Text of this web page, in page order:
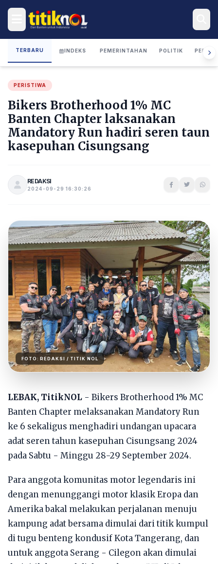
TERBARU INDEKS PEMERINTAHAN POLITIK
PERISTIWA
Bikers Brotherhood 1% MC
Banten Chapter laksanakan
Mandatory Run hadiri seren taun
kasepuhan Cisungsang
REDAKSI
2024-09-29 16:30:26
FOTO:REDAKSI / TITIK NOL
LEBAK, TitikNOL - Bikers Brotherhood 1% MC
Banten Chapter melaksanakan Mandatory Run
ke 6 sekaligus menghadiri undangan upacara
adat seren tahun kasepuhan Cisungsang 2024
pada Sabtu - Minggu 28-29 September 2024.
Para anggota komunitas motor legendaris ini
dengan menunggangi motor klasik Eropa dan
Amerika bakal melakukan perjalanan menuju
kampung adat bersama dimulai dari titik kumpul
di tugu benteng kondusif Kota Tangerang, dan
untuk anggota Serang - Cilegon akan dimulai